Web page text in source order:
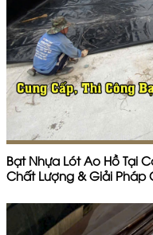
Bạt Nhựa Lót Ao Hồ Tại
Chất Lượng & Giải Pháp